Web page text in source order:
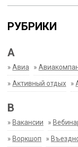
РУБРИКИ
А
» Авиа »
» Активный отдых »
В
» Вакансии »
» Воркшоп »